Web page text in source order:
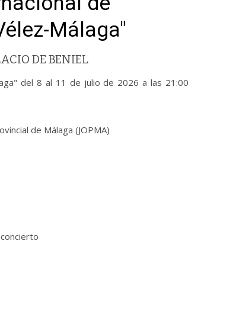
Málaga"
DE BENIEL
del 8 al 11 de julio de 2026 a las 21:00
de Málaga (JOPMA)